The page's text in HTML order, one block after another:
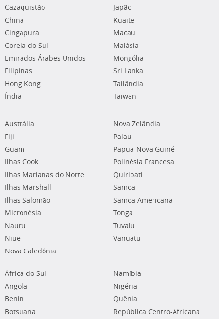
Cazaquistão
China
Cingapura
Coreia do Sul
Emirados Árabes Unidos
Filipinas
Hong Kong
Índia
Japão
Kuaite
Macau
Malásia
Mongólia
Sri Lanka
Tailândia
Taiwan
Austrália
Fiji
Guam
Ilhas Cook
Ilhas Marianas do Norte
Ilhas Marshall
Ilhas Salomão
Micronésia
Nauru
Niue
Nova Caledônia
Nova Zelândia
Palau
Papua-Nova Guiné
Polinésia Francesa
Quiribati
Samoa
Samoa Americana
Tonga
Tuvalu
Vanuatu
África do Sul
Angola
Benin
Botsuana
Namíbia
Nigéria
Quênia
República Centro-Africana